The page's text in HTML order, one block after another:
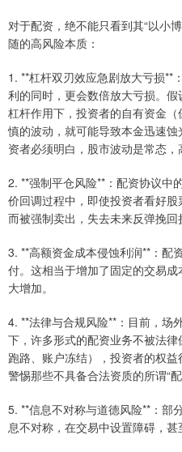
对于配资，绝不能只看到其“以小
随的高风险本质：
1. **杠杆双刃效应急剧放大亏损**
利的同时，更会数倍放大亏损。
杠杆作用下，投资者的自有资金
慎的波动，就可能导致本金迅速
资者必须明白，股市波动是常态，
2. **强制平仓风险**：配资协议中
价回调过程中，即使投资者看好
而被强制卖出，失去未来反弹挽回
3. **高额资金成本侵蚀利润**：配
付。这相当于增加了固定的交易
大增加。
4. **法律与合规风险**：目前，场
下，许多形式的配资业务不被法
跑路、账户冻结），投资者的权
警惕那些不具备合法资质的所谓“配
5. **信息不对称与道德风险**：部
息不对称，在交易中设置障碍，甚